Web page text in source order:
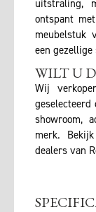
uitstraling,
ontspant
meubelstuk
een gezellige
WILT U
Wij
showroom,
merk. Bekijk
dealers van